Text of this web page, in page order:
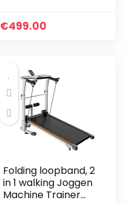
km/h tot 15 km/u,
€499.00
Folding loopband, 2
in 1 walking Joggen
Machine Trainer